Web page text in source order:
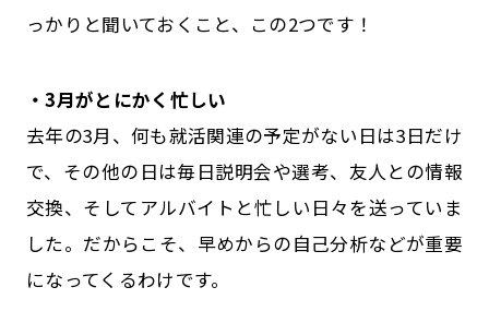
っかりと聞いておくこと、この2つです！
・3月がとにかく忙しい
去年の3月、何も就活関連の予定がない日は3日だけ
で、その他の日は毎日説明会や選考、友人との情報
交換、そしてアルバイトと忙しい日々を送っていま
した。だからこそ、早めからの自己分析などが重要
になってくるわけです。